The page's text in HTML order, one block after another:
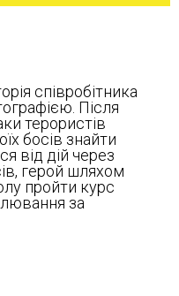
співробітника
Після
терористів
босів знайти
від дій через
герой шляхом
пройти курс
за